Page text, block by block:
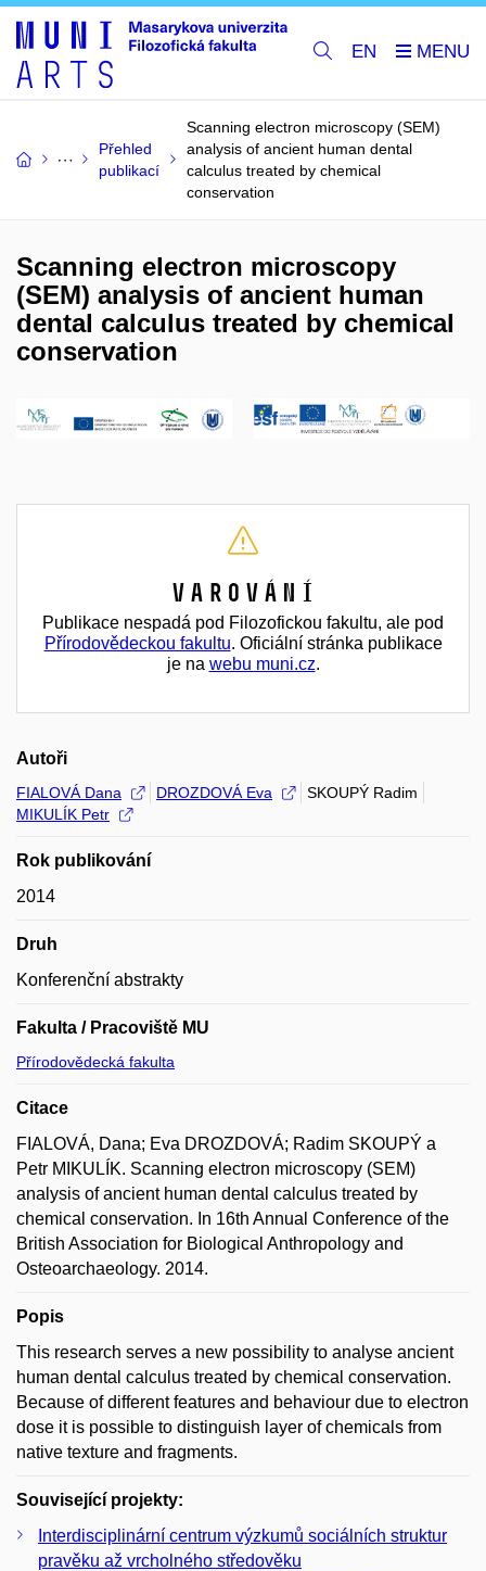
EN
Přehled
publikací
Scanning electron microscopy (SEM)
analysis of ancient human dental
calculus treated by chemical
conservation
Scanning electron microscopy
(SEM) analysis of ancient human
dental calculus treated by chemical
conservation
Varování
Publikace nespadá pod Filozofickou fakultu, ale pod
Přírodovědeckou fakultu. Oficiální stránka publikace
je na webu muni.cz.
Autoři
FIALOVÁ Dana DROZDOVÁ Eva
SKOUPÝ Radim
MIKULÍK Petr
Rok publikování
2014
Druh
Konferenční abstrakty
Fakulta / Pracoviště MU
Přírodovědecká fakulta
Citace
FIALOVÁ, Dana; Eva DROZDOVÁ; Radim SKOUPÝ a
Petr MIKULÍK. Scanning electron microscopy (SEM)
analysis of ancient human dental calculus treated by
chemical conservation. In 16th Annual Conference of the
British Association for Biological Anthropology and
Osteoarchaeology. 2014.
Popis
This research serves a new possibility to analyse ancient
human dental calculus treated by chemical conservation.
Because of different features and behaviour due to electron
dose it is possible to distinguish layer of chemicals from
native texture and fragments.
Související projekty:
Interdisciplinární centrum výzkumů sociálních struktur
pravěku až vrcholného středověku